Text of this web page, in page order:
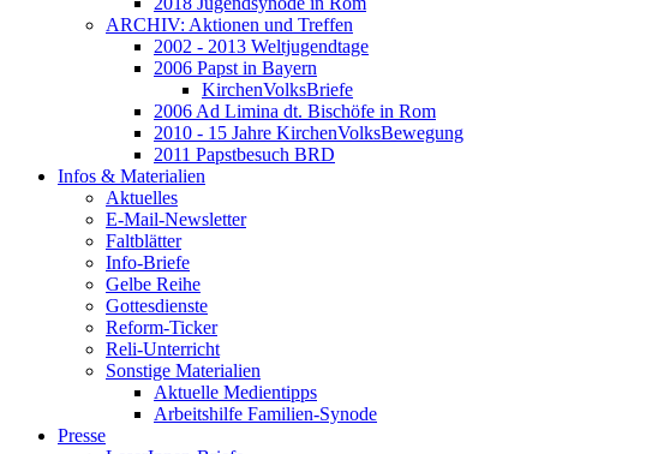
ARCHIV: Aktionen und Treffen
2002 - 2013 Weltjugendtage
2006 Papst in Bayern
KirchenVolksBriefe
2006 Ad Limina dt. Bischöfe in Rom
2010 - 15 Jahre KirchenVolksBewegung
2011 Papstbesuch BRD
Infos & Materialien
Aktuelles
E-Mail-Newsletter
Faltblätter
Info-Briefe
Gelbe Reihe
Gottesdienste
Reform-Ticker
Reli-Unterricht
Sonstige Materialien
Aktuelle Medientipps
Arbeitshilfe Familien-Synode
Presse